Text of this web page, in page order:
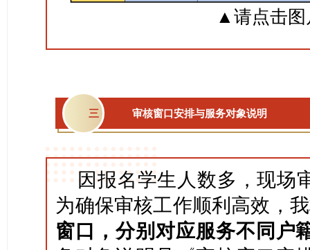
▲请点击图
三 审核窗口安排与服务对象说明
因报名学生人数多，现场
为确保审核工作顺利高效，
窗口，分别对应服务不同户